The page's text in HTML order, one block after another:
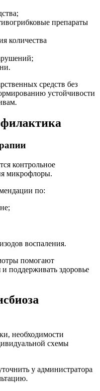
препараты
количества
средств без
устойчивости
контрольное
микрофлоры.
по:
воспаления.
помогают
поддерживать здоровье
необходимости
схемы
у администратора